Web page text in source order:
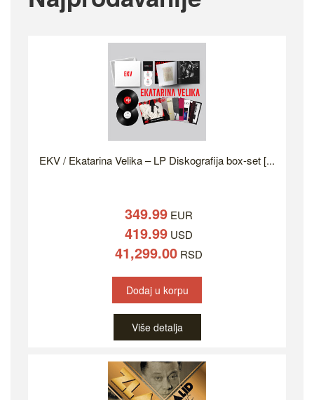
EKV / Ekatarina Velika – LP Diskografija box-set [...
349.99 EUR
419.99 USD
41,299.00 RSD
Dodaj u korpu
Više detalja